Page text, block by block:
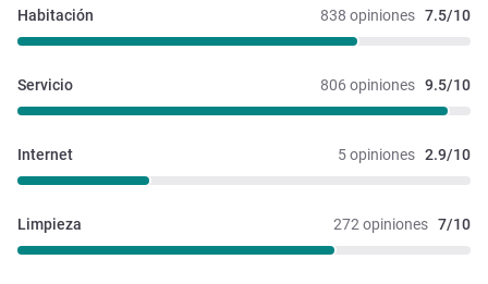
838 opiniones 7.5/10
Habitación
806 opiniones 9.5/10
Servicio
5 opiniones 2.9/10
Internet
272 opiniones 7/10
Limpieza